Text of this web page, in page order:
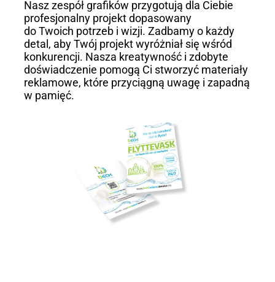
Nasz zespół grafików przygotują dla Ciebie
profesjonalny projekt dopasowany
do Twoich potrzeb i wizji. Zadbamy o każdy
detal, aby Twój projekt wyróżniał się wśród
konkurencji. Nasza kreatywność i zdobyte
doświadczenie pomogą Ci stworzyć materiały
reklamowe, które przyciągną uwagę i zapadną
w pamięć.